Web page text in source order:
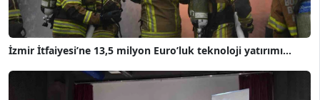
İzmir İtfaiyesi’ne 13,5 milyon Euro’luk teknoloji yatırımı...